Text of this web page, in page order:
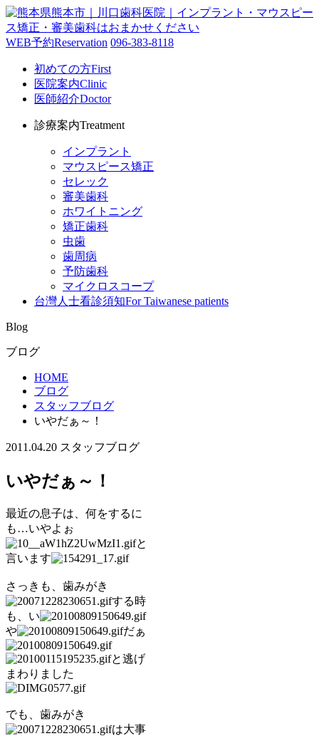
WEB予約Reservation 096-383-8118
初めての方First
医院案内Clinic
医師紹介Doctor
診療案内Treatment
インプラント
マウスピース矯正
セレック
審美歯科
ホワイトニング
矯正歯科
虫歯
歯周病
予防歯科
マイクロスコープ
台灣人士看診須知For Taiwanese patients
Blog
ブログ
HOME
ブログ
スタッフブログ
いやだぁ～！
2011.04.20 スタッフブログ
いやだぁ～！
最近の息子は、何をするに
も…いやよぉ
と
言います
さっきも、歯みがき
する時
も、い
や
だぁ
と逃げ
まわりました
でも、歯みがき
は大事